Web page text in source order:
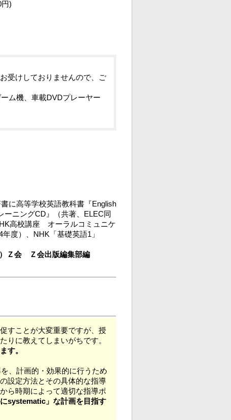
)
受けしておりませんので、ご
ム機、車載DVDプレーヤー
に高等学校英語教科書『English
ーニングCD』（共著、ELEC同
高校講座 オーラルコミュニケ
度）、NHK「基礎英語1」
Ｚ会 Ｚ会出版編集部編
すことが大変重要ですが、授
りに教えてしまいがちです。
す。
、計画的・効果的に行うため
設定方法とその具体的な指導
ら時期によって適切な指導ポ
にsystematic」な計画を目指す